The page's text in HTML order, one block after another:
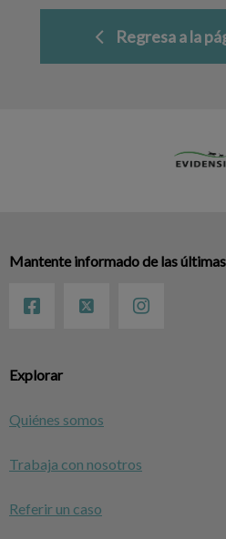
Regresa a la
Explorar
Quiénes somos
Trabaja con nosotros
Referir un caso
Mantente informado de las